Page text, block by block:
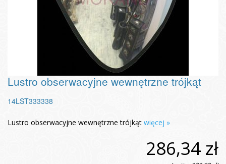
Lustro obserwacyjne wewnętrzne trójkąt
14LST333338
Lustro obserwacyjne wewnętrzne trójkąt więcej »
286,34 zł